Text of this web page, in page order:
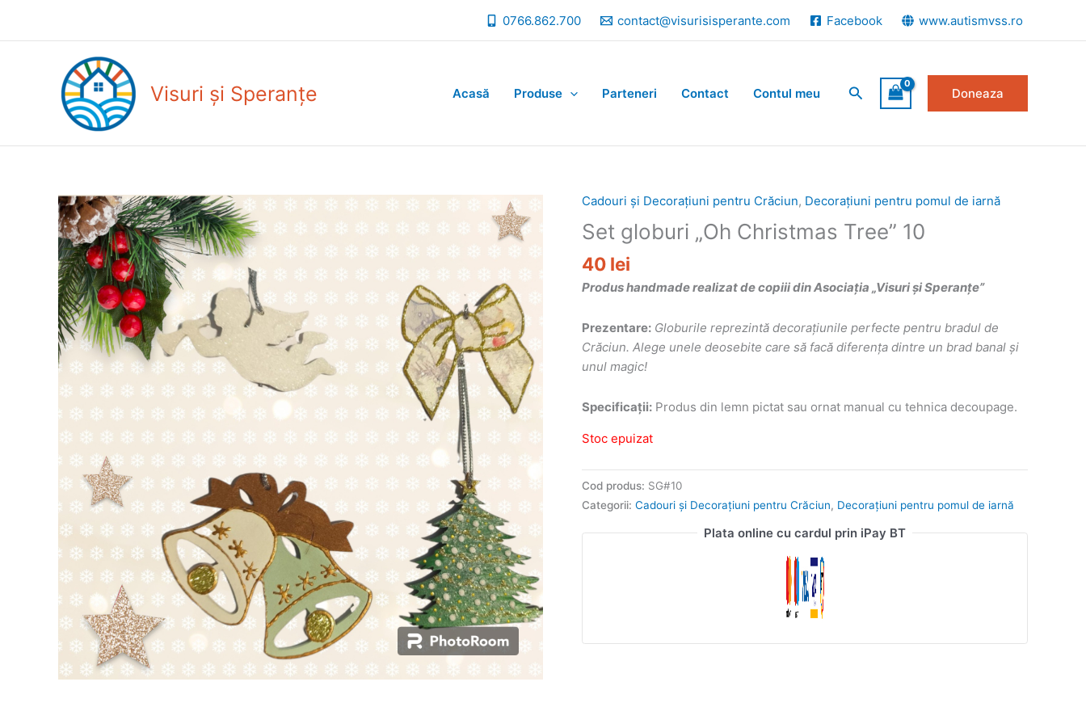
0766.862.700 contact@visurisisperante.com Facebook www.autismvss.ro
Visuri și Speranțe Acasă Produse Parteneri Contact Contul meu Search Doneaza
Cadouri și Decorațiuni pentru Crăciun, Decorațiuni pentru pomul de iarnă
Set globuri „Oh Christmas Tree” 10
40 lei
Produs handmade realizat de copiii din Asociația „Visuri și Speranțe”
Prezentare: Globurile reprezintă decorațiunile perfecte pentru bradul de
Crăciun. Alege unele deosebite care să facă diferența dintre un brad banal și
unul magic!
Specificații: Produs din lemn pictat sau ornat manual cu tehnica decoupage.
Stoc epuizat
Cod produs: SG#10
Categorii: Cadouri și Decorațiuni pentru Crăciun, Decorațiuni pentru pomul de iarnă
Plata online cu cardul prin iPay BT